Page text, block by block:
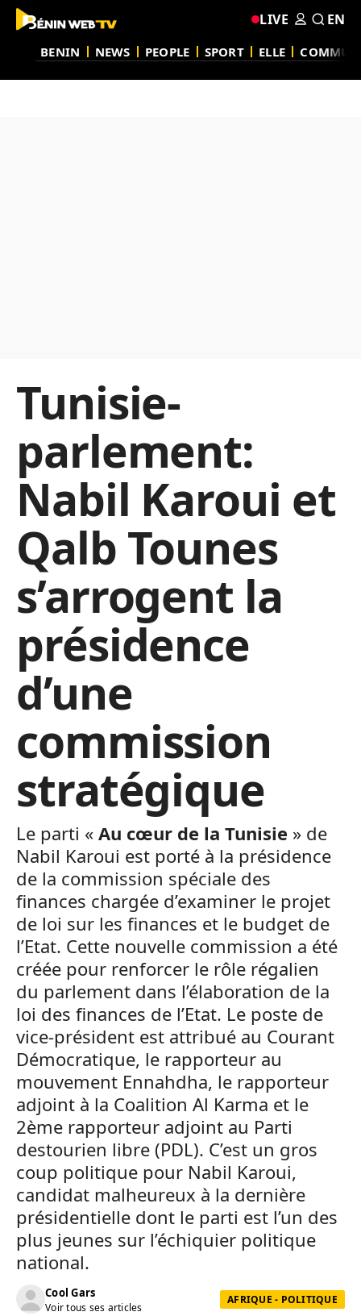
BENIN NEWS PEOPLE SPORT ELLE
LIVE EN
Tunisie-
parlement:
Nabil Karoui et
Qalb Tounes
s’arrogent la
présidence
d’une
commission
stratégique
Le parti « Au cœur de la Tunisie » de
Nabil Karoui est porté à la présidence
de la commission spéciale des
finances chargée d’examiner le projet
de loi sur les finances et le budget de
l’Etat. Cette nouvelle commission a été
créée pour renforcer le rôle régalien
du parlement dans l’élaboration de la
loi des finances de l’Etat. Le poste de
vice-président est attribué au Courant
Démocratique, le rapporteur au
mouvement Ennahdha, le rapporteur
adjoint à la Coalition Al Karma et le
2ème rapporteur adjoint au Parti
destourien libre (PDL). C’est un gros
coup politique pour Nabil Karoui,
candidat malheureux à la dernière
présidentielle dont le parti est l’un des
plus jeunes sur l’échiquier politique
national.
Cool Gars
Voir tous ses articles
AFRIQUE - POLITIQUE